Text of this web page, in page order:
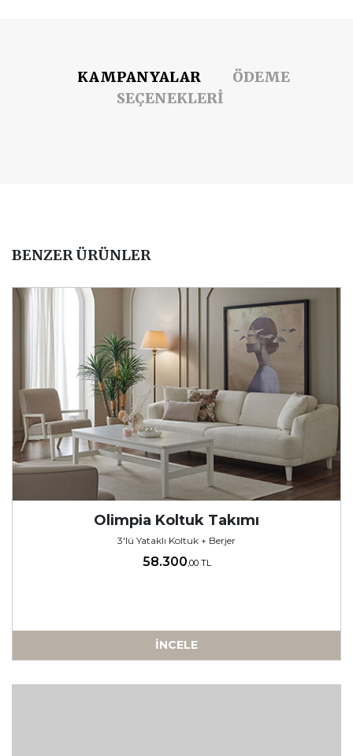
KAMPANYALAR
ÖDEME
SEÇENEKLERİ
BENZER ÜRÜNLER
Olimpia Koltuk Takımı
3'lü Yataklı Koltuk + Berjer
58.300 ,00 TL
İNCELE
-